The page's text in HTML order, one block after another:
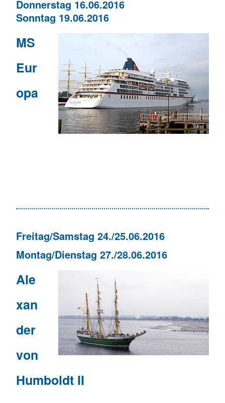
Donnerstag 16.06.2016
Sonntag 19.06.2016
MS
Eur
opa
Freitag/Samstag 24./25.06.2016
Montag/Dienstag 27./28.06.2016
Ale
xan
der
von
Humboldt II